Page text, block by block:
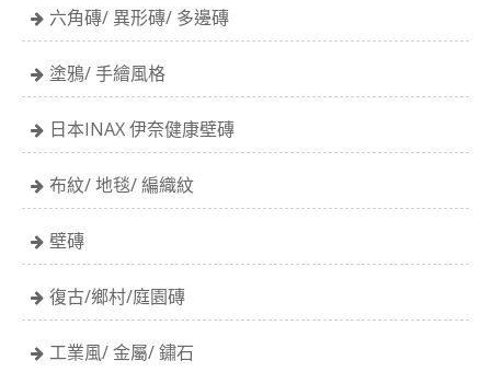
六角磚/ 異形磚/ 多邊磚
塗鴉/ 手繪風格
日本INAX 伊奈健康壁磚
布紋/ 地毯/ 編織紋
壁磚
復古/鄉村/庭園磚
工業風/ 金屬/ 鏽石